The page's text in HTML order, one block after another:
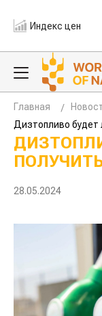
Индекс цен
Главная
Дизтопливо будет
28.05.2024